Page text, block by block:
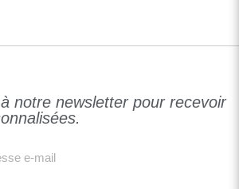
notre newsletter pour recevoir